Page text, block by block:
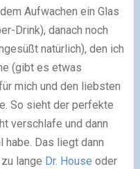
Aufwachen ein Glas
Drink), danach noch
natürlich), den ich
(gibt es etwas
mich und den liebsten
So sieht der perfekte
verschlafe und dann
Das liegt dann
lange Dr. House oder